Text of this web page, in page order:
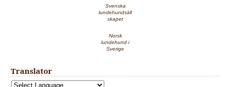
Svenska
lundehundsäll
skapet
Norsk
lundehund i
Sverige
Translator